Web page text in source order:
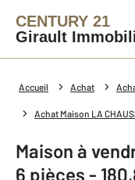
CENTURY 21
Girault
Accueil Achat
Achat Maison LA
Maison à
6 pièces -